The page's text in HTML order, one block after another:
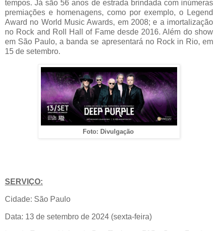
tempos. Já são 56 anos de estrada brindada com inúmeras
premiações e homenagens, como por exemplo, o Legend
Award no World Music Awards, em 2008; e a imortalização
no Rock and Roll Hall of Fame desde 2016. Além do show
em São Paulo, a banda se apresentará no Rock in Rio, em
15 de setembro.
Foto: Divulgação
SERVIÇO:
Cidade: São Paulo
Data: 13 de setembro de 2024 (sexta-feira)